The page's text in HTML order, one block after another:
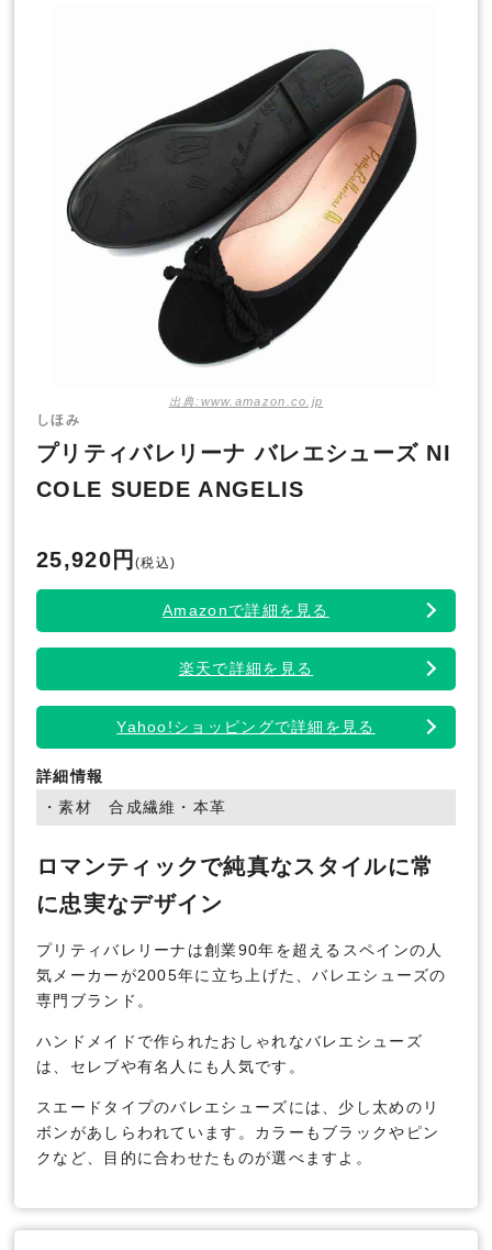
出典:www.amazon.co.jp
しほみ
プリティバレリーナ バレエシューズ NI
COLE SUEDE ANGELIS
25,920円(税込)
Amazonで詳細を見る
楽天で詳細を見る
Yahoo!ショッピングで詳細を見る
詳細情報
・素材 合成繊維・本革
ロマンティックで純真なスタイルに常
に忠実なデザイン
プリティバレリーナは創業90年を超えるスペインの人
気メーカーが2005年に立ち上げた、バレエシューズの
専門ブランド。
ハンドメイドで作られたおしゃれなバレエシューズ
は、セレブや有名人にも人気です。
スエードタイプのバレエシューズには、少し太めのリ
ボンがあしらわれています。カラーもブラックやピン
クなど、目的に合わせたものが選べますよ。